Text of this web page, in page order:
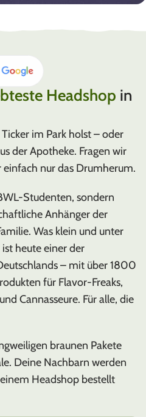
Headshop in
im Park holst – oder
der Apotheke. Fragen wir
nur das Drumherum.
Studenten, sondern
Anhänger der
Was klein und unter
heute einer der
– mit über 1800
für Flavor-Freaks,
Cannasseure. Für alle, die
braunen Pakete
Deine Nachbarn werden
Headshop bestellt